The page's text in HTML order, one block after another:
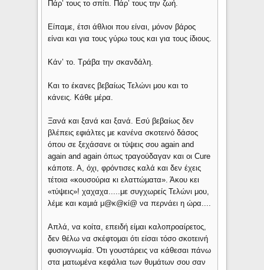
Πάρ’ τους το σπίτι. Πάρ’ τους την ζωή.
Είπαμε, έτσι άθλιοι που είναι, μόνον βάρος
είναι και για τους γύρω τους και για τους ίδιους.
Κάν’ το. Τράβα την σκανδάλη.
Και το έκανες βεβαίως Τελώνι μου και το
κάνεις. Κάθε μέρα.
Ξανά και ξανά και ξανά. Εσύ βεβαίως δεν
βλέπεις εφιάλτες με κανένα σκοτεινό δάσος
όπου σε ξεχάσανε οι τύψεις σου again and
again and again όπως τραγούδαγαν και οι Cure
κάποτε. Α, όχι, φρόντισες καλά και δεν έχεις
τέτοια «κουσούρια κι ελαττώματα». Άκου κει
«τύψεις»! χαχαχα.....με συγχωρείς Τελώνι μου,
λέμε και καμιά μ@κ@κί@ να περνάει η ώρα....
Απλά, να κοίτα, επειδή είμαι καλοπροαίρετος,
δεν θέλω να σκέφτομαι ότι είσαι τόσο σκοτεινή
φυσιογνωμία. Ότι γουστάρεις να κάθεσαι πάνω
στα ματωμένα κεφάλια των θυμάτων σου σαν